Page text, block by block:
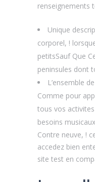
renseignements
Unique
corporel, !
petitsSauf Que
peninsules dont
L’ensemble
Comme pour
tous vos
besoins
Contre neuve, !
accedez bien
site test en